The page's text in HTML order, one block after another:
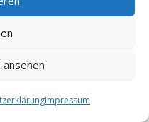
ansehen
Impressum